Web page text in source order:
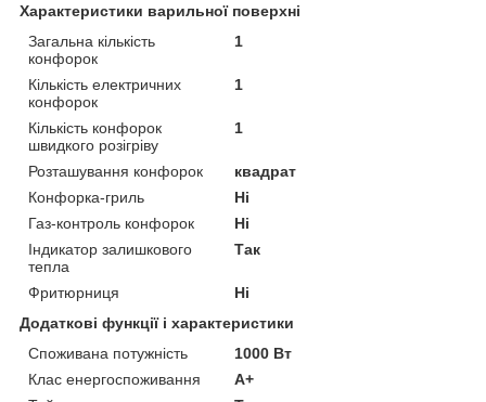
Характеристики варильної поверхні
Загальна кількість
конфорок
1
Кількість електричних
конфорок
1
Кількість конфорок
швидкого розігріву
1
Розташування конфорок
квадрат
Конфорка-гриль
Ні
Газ-контроль конфорок
Ні
Індикатор залишкового
тепла
Так
Фритюрниця
Ні
Додаткові функції і характеристики
Споживана потужність
1000 Вт
Клас енергоспоживання
A+